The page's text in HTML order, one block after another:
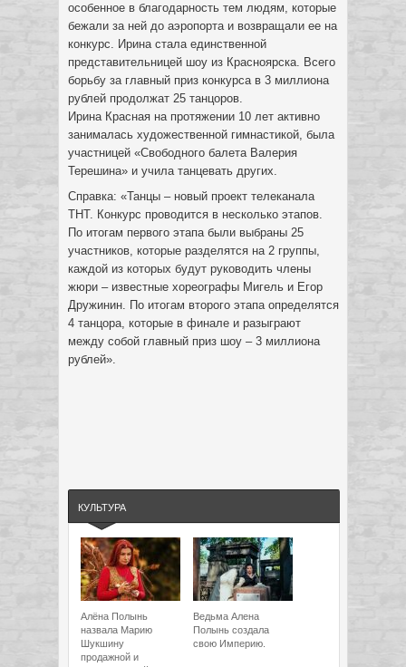
особенное в благодарность тем людям, которые
бежали за ней до аэропорта и возвращали ее на
конкурс. Ирина стала единственной
представительницей шоу из Красноярска. Всего
борьбу за главный приз конкурса в 3 миллиона
рублей продолжат 25 танцоров.
Ирина Красная на протяжении 10 лет активно
занималась художественной гимнастикой, была
участницей «Свободного балета Валерия
Терешина» и учила танцевать других.
Справка: «Танцы – новый проект телеканала
ТНТ. Конкурс проводится в несколько этапов.
По итогам первого этапа были выбраны 25
участников, которые разделятся на 2 группы,
каждой из которых будут руководить члены
жюри – известные хореографы Мигель и Егор
Дружинин. По итогам второго этапа определятся
4 танцора, которые в финале и разыграют
между собой главный приз шоу – 3 миллиона
рублей».
КУЛЬТУРА
Алёна Полынь
назвала Марию
Шукшину
продажной и
Ведьма Алена
Полынь создала
свою Империю.